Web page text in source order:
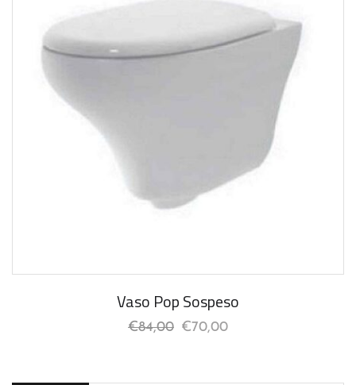
Vaso Pop Sospeso
€84,00 €70,00